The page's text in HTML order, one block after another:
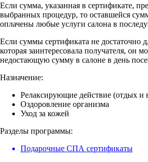
Если сумма, указанная в сертификате,
выбранных процедур, то оставшейся
оплачены любые услуги салона в
Если суммы сертификата не достаточно
которая заинтересовала получателя, он
недостающую сумму в салоне в день
Назначение:
Релаксирующие действие (отдых и
Оздоровление организма
Уход за кожей
Разделы программы:
Подарочные СПА сертификаты